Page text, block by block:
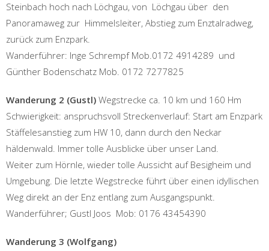
Steinbach hoch nach Löchgau, von Löchgau über den
Panoramaweg zur Himmelsleiter, Abstieg zum Enztalradweg,
zurück zum Enzpark.
Wanderführer: Inge Schrempf Mob.0172 4914289 und
Günther Bodenschatz Mob. 0172 7277825
Wanderung 2 (Gustl) Wegstrecke ca. 10 km und 160 Hm
Schwierigkeit: anspruchsvoll Streckenverlauf: Start am Enzpark
Stäffelesanstieg zum HW 10, dann durch den Neckar
häldenwald. Immer tolle Ausblicke über unser Land.
Weiter zum Hörnle, wieder tolle Aussicht auf Besigheim und
Umgebung. Die letzte Wegstrecke führt über einen idyllischen
Weg direkt an der Enz entlang zum Ausgangspunkt.
Wanderführer; Gustl Joos Mob: 0176 43454390
Wanderung 3 (Wolfgang)